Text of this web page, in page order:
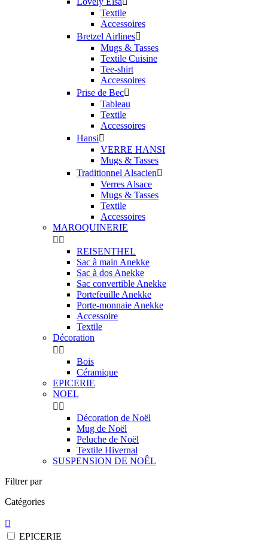
Textile
Accessoires
Bretzel Airlines
Mugs & Tasses
Textile Cuisine
Tee-shirt
Accessoires
Prise de Bec
Tableau
Textile
Accessoires
Hansi
VERRE HANSI
Mugs & Tasses
Traditionnel Alsacien
Verres Alsace
Mugs & Tasses
Textile
Accessoires
MAROQUINERIE
 
REISENTHEL
Sac à main Anekke
Sac à dos Anekke
Sac convertible Anekke
Portefeuille Anekke
Porte-monnaie Anekke
Accessoire
Textile
Décoration
 
Bois
Céramique
EPICERIE
NOEL
 
Décoration de Noël
Mug de Noël
Peluche de Noël
Textile Hivernal
SUSPENSION DE NOÊL
Filtrer par
Catégories

EPICERIE